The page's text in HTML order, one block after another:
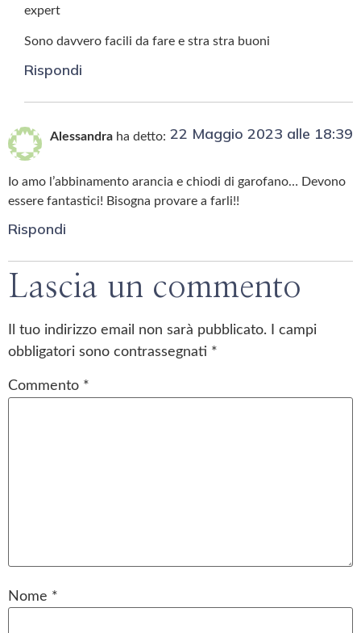
Sono davvero facili da fare e stra stra buoni
Rispondi
Alessandra ha detto: 22 Maggio 2023 alle 18:39
Io amo l’abbinamento arancia e chiodi di garofano… Devono
essere fantastici! Bisogna provare a farli!!
Rispondi
Lascia un commento
Il tuo indirizzo email non sarà pubblicato.
I campi
obbligatori sono contrassegnati *
Commento *
Nome *